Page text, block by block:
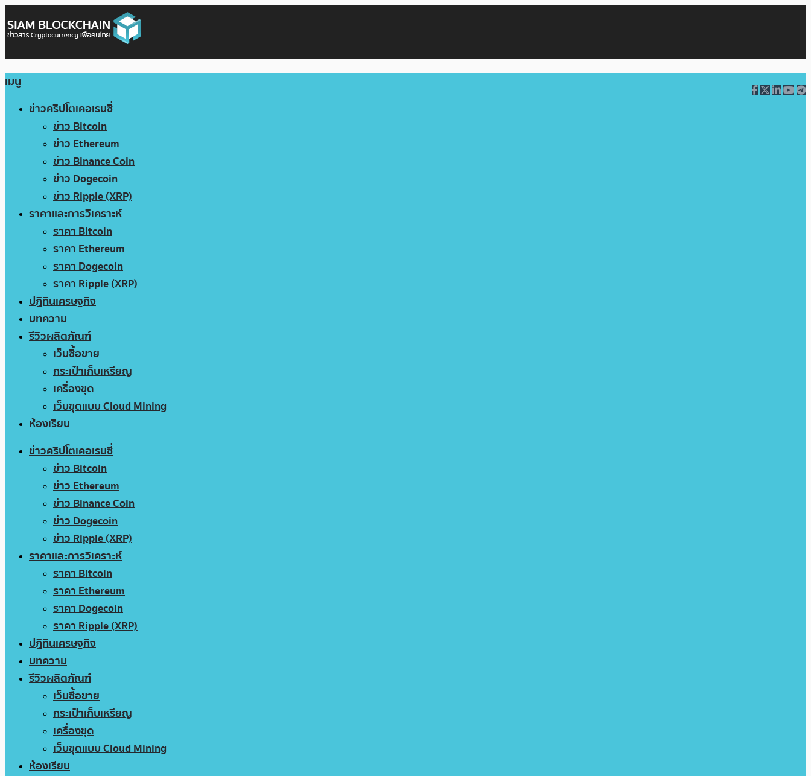
เมนู
ข่าวคริปโตเคอเรนซี่
ข่าว Bitcoin
ข่าว Ethereum
ข่าว Binance Coin
ข่าว Dogecoin
ข่าว Ripple (XRP)
ราคาและการวิเคราะห์
ราคา Bitcoin
ราคา Ethereum
ราคา Dogecoin
ราคา Ripple (XRP)
ปฏิทินเศรษฐกิจ
บทความ
รีวิวผลิตภัณฑ์
เว็บซื้อขาย
กระเป๋าเก็บเหรียญ
เครื่องขุด
เว็บขุดแบบ Cloud Mining
ห้องเรียน
ข่าวคริปโตเคอเรนซี่
ข่าว Bitcoin
ข่าว Ethereum
ข่าว Binance Coin
ข่าว Dogecoin
ข่าว Ripple (XRP)
ราคาและการวิเคราะห์
ราคา Bitcoin
ราคา Ethereum
ราคา Dogecoin
ราคา Ripple (XRP)
ปฏิทินเศรษฐกิจ
บทความ
รีวิวผลิตภัณฑ์
เว็บซื้อขาย
กระเป๋าเก็บเหรียญ
เครื่องขุด
เว็บขุดแบบ Cloud Mining
ห้องเรียน